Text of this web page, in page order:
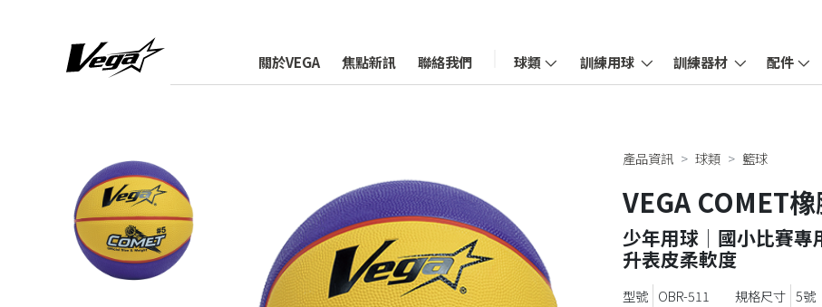
關於VEGA 焦點新訊 聯絡我們 球類 訓練用球 訓練器材 配件
產品資訊 球類 籃球
VEGA COMET
少年用球│國小比賽專
升表皮柔軟度
OBR-511 5號